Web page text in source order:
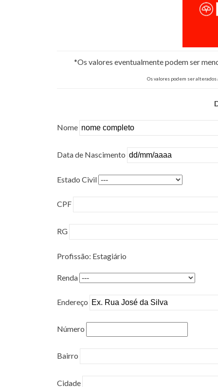
*Os valores eventualmente podem ser
Os valores podem ser
Nome
Data de Nascimento
Estado Civil
CPF
RG
Profissão: Estagiário
Renda
Endereço
Número
Bairro
Cidade